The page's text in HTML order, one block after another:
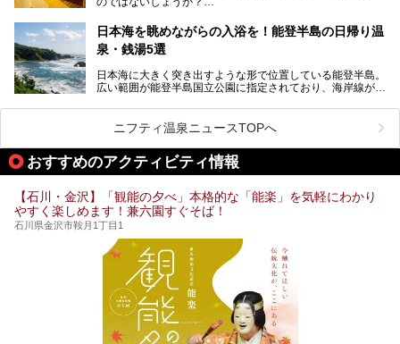
でおすすめのスーパー銭湯をご紹介します。
今回はそんなサウナによく行く人もこれから楽しむ人も格安
で楽しめるサウナを紹介します。
など、種類豊富ですよ。
日本海を眺めながらの入浴を！能登半島の日帰り温
泉・銭湯5選
日本海に大きく突き出すような形で位置している能登半島。
広い範囲が能登半島国立公園に指定されており、海岸線が作
車で行くのがオススメですが、ドライブの際にぜひ一緒に楽
しんでいただきたいのが温泉です。絶景を眺めながらつかる
温泉は最高ですよ！ 今回はそんな能登の温泉を5つご紹介
します。
ニフティ温泉ニュースTOPへ
おすすめのアクティビティ情報
【石川・金沢】「観能の夕べ」本格的な「能楽」を気軽にわかり
やすく楽しめます！兼六園すぐそば！
石川県金沢市鞍月1丁目1